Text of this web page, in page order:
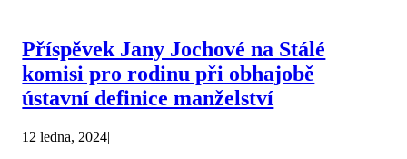
Příspěvek Jany Jochové na Stálé
komisi pro rodinu při obhajobě
ústavní definice manželství
12 ledna, 2024|